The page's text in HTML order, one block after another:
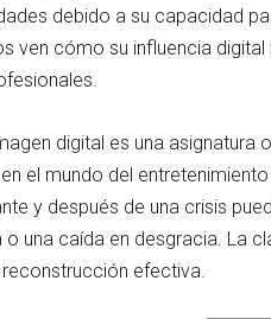
debido a su capacidad
ven cómo su influencia
digital es una asignatura
el mundo del
y después de una crisis
o una caída en desgracia. La
efectiva.